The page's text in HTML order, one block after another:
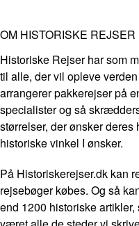
OM HISTORISKE REJSER
Historiske Rejser har som
til alle, der vil opleve
arrangerer pakkerejser på
specialister og så
størrelser, der ønsker
historiske vinkel I ønsker.
På Historiskerejser.dk kan
rejsebøger købes. Og så
end 1200 historiske